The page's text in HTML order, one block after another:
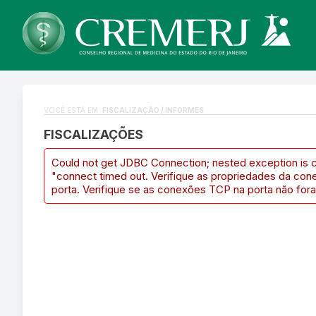
VOCÊ ESTÁ EM: FISCALIZAÇÃO / INFORMES
FISCALIZAÇÕES
Could not get JDBC Connection; nested exception is
"connect timed out. Verifique as propriedades da
porta. Verifique se as conexões TCP na porta não